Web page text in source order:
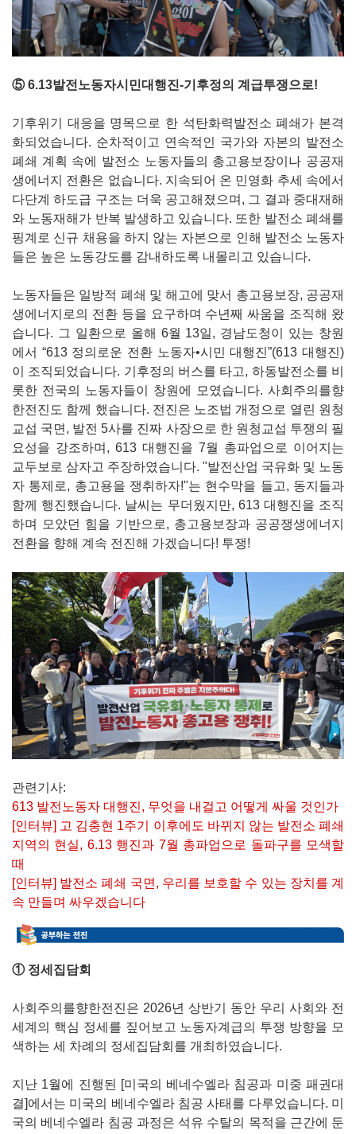
⑤ 6.13발전노동자시민대행진-기후정의 계급투쟁으로!
기후위기 대응을 명목으로 한 석탄화력발전소 폐쇄가 본격
화되었습니다. 순차적이고 연속적인 국가와 자본의 발전소
폐쇄 계획 속에 발전소 노동자들의 총고용보장이나 공공재
생에너지 전환은 없습니다. 지속되어 온 민영화 추세 속에서
다단계 하도급 구조는 더욱 공고해졌으며, 그 결과 중대재해
와 노동재해가 반복 발생하고 있습니다. 또한 발전소 폐쇄를
핑계로 신규 채용을 하지 않는 자본으로 인해 발전소 노동자
들은 높은 노동강도를 감내하도록 내몰리고 있습니다.
노동자들은 일방적 폐쇄 및 해고에 맞서 총고용보장, 공공재
생에너지로의 전환 등을 요구하며 수년째 싸움을 조직해 왔
습니다. 그 일환으로 올해 6월 13일, 경남도청이 있는 창원
에서 “613 정의로운 전환 노동자•시민 대행진”(613 대행진)
이 조직되었습니다. 기후정의 버스를 타고, 하동발전소를 비
롯한 전국의 노동자들이 창원에 모였습니다. 사회주의를향
한전진도 함께 했습니다. 전진은 노조법 개정으로 열린 원청
교섭 국면, 발전 5사를 진짜 사장으로 한 원청교섭 투쟁의 필
요성을 강조하며, 613 대행진을 7월 총파업으로 이어지는
교두보로 삼자고 주장하였습니다. "발전산업 국유화 및 노동
자 통제로, 총고용을 쟁취하자!"는 현수막을 들고, 동지들과
함께 행진했습니다. 날씨는 무더웠지만, 613 대행진을 조직
하며 모았던 힘을 기반으로, 총고용보장과 공공쟁생에너지
전환을 향해 계속 전진해 가겠습니다! 투쟁!
관련기사:
613 발전노동자 대행진, 무엇을 내걸고 어떻게 싸울 것인가
[인터뷰] 고 김충현 1주기 이후에도 바뀌지 않는 발전소 폐쇄
지역의 현실, 6.13 행진과 7월 총파업으로 돌파구를 모색할
때
[인터뷰] 발전소 폐쇄 국면, 우리를 보호할 수 있는 장치를 계
속 만들며 싸우겠습니다
① 정세집담회
사회주의를향한전진은 2026년 상반기 동안 우리 사회와 전
세계의 핵심 정세를 짚어보고 노동자계급의 투쟁 방향을 모
색하는 세 차례의 정세집담회를 개최하였습니다.
지난 1월에 진행된 [미국의 베네수엘라 침공과 미중 패권대
결]에서는 미국의 베네수엘라 침공 사태를 다루었습니다. 미
국의 베네수엘라 침공 과정은 석유 수탈의 목적을 근간에 둔